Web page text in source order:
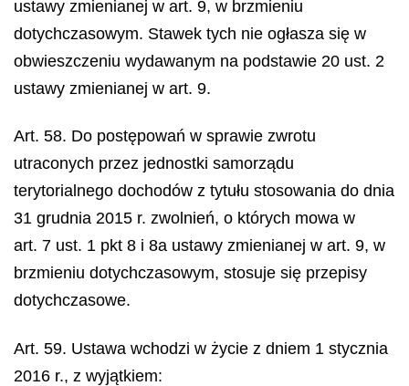
ustawy zmienianej w art. 9, w brzmieniu
dotychczasowym. Stawek tych nie ogłasza się w
obwieszczeniu wydawanym na podstawie 20 ust. 2
ustawy zmienianej w art. 9.
Art. 58. Do postępowań w sprawie zwrotu
utraconych przez jednostki samorządu
terytorialnego dochodów z tytułu stosowania do dnia
31 grudnia 2015 r. zwolnień, o których mowa w
art. 7 ust. 1 pkt 8 i 8a ustawy zmienianej w art. 9, w
brzmieniu dotychczasowym, stosuje się przepisy
dotychczasowe.
Art. 59. Ustawa wchodzi w życie z dniem 1 stycznia
2016 r., z wyjątkiem: